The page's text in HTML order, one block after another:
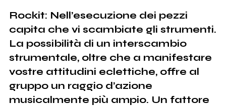
Rockit: Nell’esecuzione dei pezzi
capita che vi scambiate gli strumenti.
La possibilità di un interscambio
strumentale, oltre che a manifestare
vostre attitudini eclettiche, offre al
gruppo un raggio d’azione
musicalmente più ampio. Un fattore